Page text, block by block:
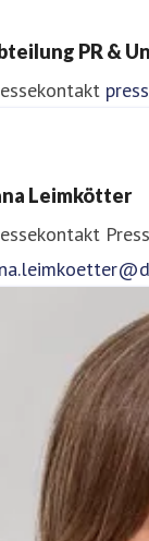
PR &
Leimkötter